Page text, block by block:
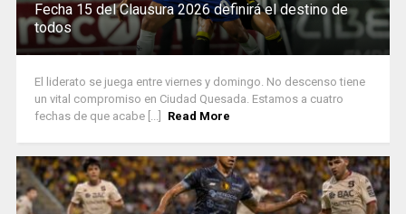
Fecha 15 del Clausura 2026 definirá el destino de
todos
El liderato se juega entre viernes y domingo. No descenso tiene
un vital compromiso en Ciudad Quesada. Estamos a cuatro
fechas de que acabe [...]
Read More